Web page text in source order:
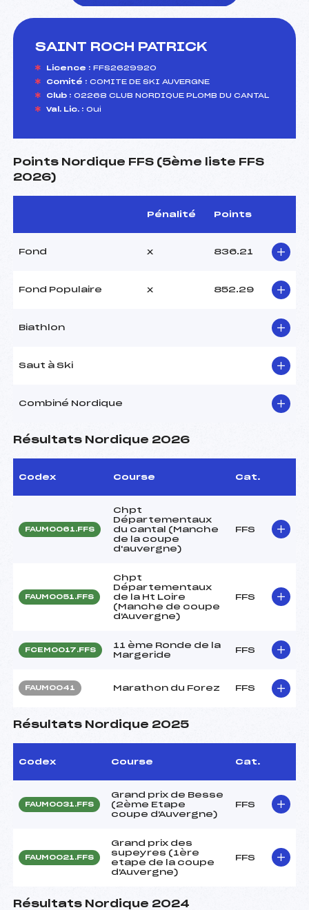
SAINT ROCH PATRICK
Licence : FFS2629920
Comité : COMITE DE SKI AUVERGNE
Club : 02268 CLUB NORDIQUE PLOMB DU CANTAL
Val. Lic. : Oui
Points Nordique FFS (5ème liste FFS
2026)
Pénalité Points
Fond x 836.21
Fond Populaire x 852.29
Biathlon
Saut à Ski
Combiné Nordique
Résultats Nordique 2026
Codex Course Cat.
FAUM0061.FFS
Chpt
Départementaux
du cantal (Manche
de la coupe
d'auvergne)
FFS
FAUM0051.FFS
Chpt
Départementaux
de la Ht Loire
(Manche de coupe
d'Auvergne)
FFS
FCEM0017.FFS
11 ème Ronde de la
Margeride
FFS
FAUM0041 Marathon du Forez FFS
Résultats Nordique 2025
Codex Course Cat.
FAUM0031.FFS
Grand prix de Besse
(2ème Etape
coupe d'Auvergne)
FFS
FAUM0021.FFS
Grand prix des
supeyres (1ère
etape de la coupe
d'Auvergne)
FFS
Résultats Nordique 2024